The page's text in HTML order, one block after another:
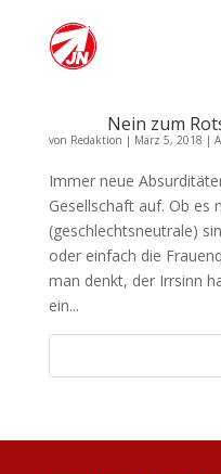
Nein zum
von Redaktion | März 5, 2018 |
Immer neue
Gesellschaft auf. Ob es
(geschlechtsneutrale)
oder einfach die
man denkt, der Irrsinn
ein...